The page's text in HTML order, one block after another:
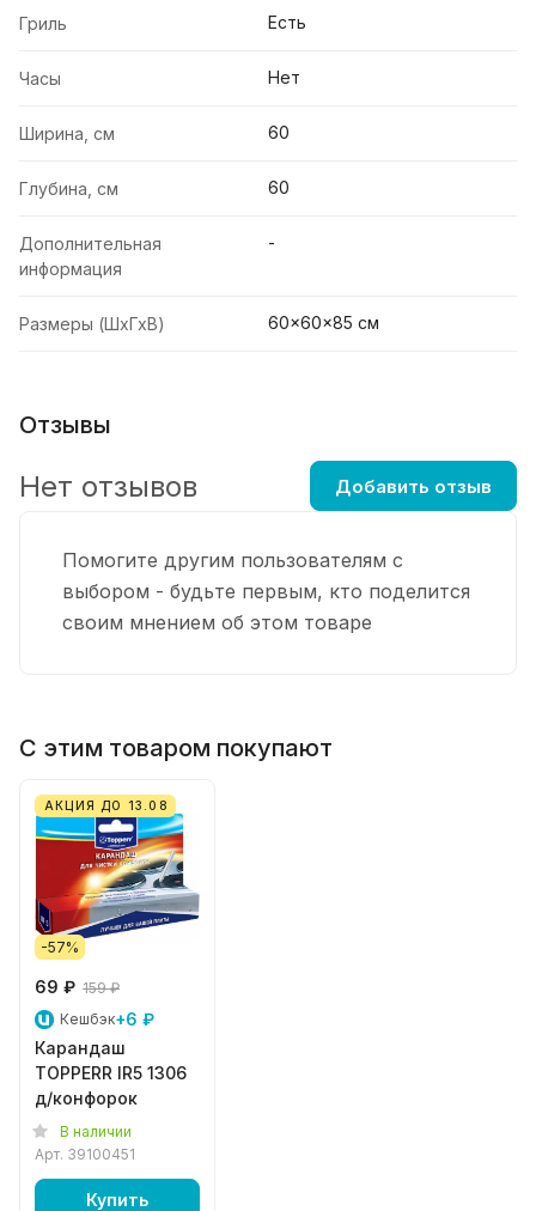
Гриль Есть
Часы Нет
Ширина, см 60
Глубина, см 60
Дополнительная
информация
-
Размеры (ШхГхВ) 60x60x85 см
Отзывы
Помогите другим пользователям с
выбором - будьте первым, кто поделится
своим мнением об этом товаре
Нет отзывов Добавить отзыв
С этим товаром покупают
АКЦИЯ ДО 13.08
-57%
69 ₽ 159 ₽
Кешбэк+6 ₽
Карандаш
TOPPERR IR5 1306
д/конфорок
В наличии
Арт. 39100451
Купить